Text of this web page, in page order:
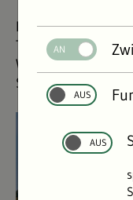
Die drei
Trotzdem wird die
Württemberg
Strahlenbelastung